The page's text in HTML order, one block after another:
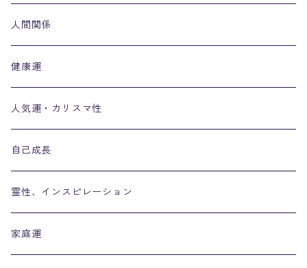
人間関係
健康運
人気運・カリスマ性
自己成長
霊性、インスピレーション
家庭運